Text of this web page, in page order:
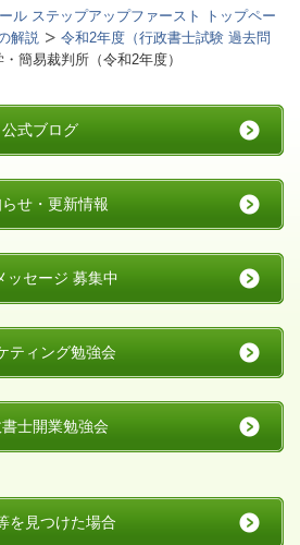
ル ステップアップファースト トップペー
解説
令和2年度（行政書士試験 過去問
簡易裁判所（令和2年度）
公式ブログ
せ・更新情報
ッセージ 募集中
ティング勉強会
士開業勉強会
を見つけた場合